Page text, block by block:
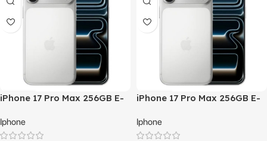
iPhone 17 Pro Max 256GB E-
Iphone
iPhone 17 Pro Max 256GB E-
Iphone